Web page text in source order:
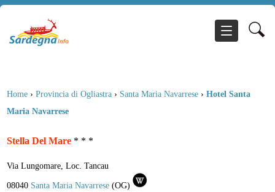
Home › Provincia di Ogliastra › Santa Maria Navarrese › Hotel Santa
Maria Navarrese
Stella Del Mare * * *
Via Lungomare, Loc. Tancau
08040 Santa Maria Navarrese (OG)